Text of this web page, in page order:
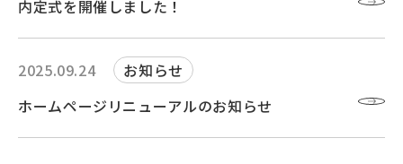
内定式を開催しました！
2025.09.24
お知らせ
ホームページリニューアルのお知らせ